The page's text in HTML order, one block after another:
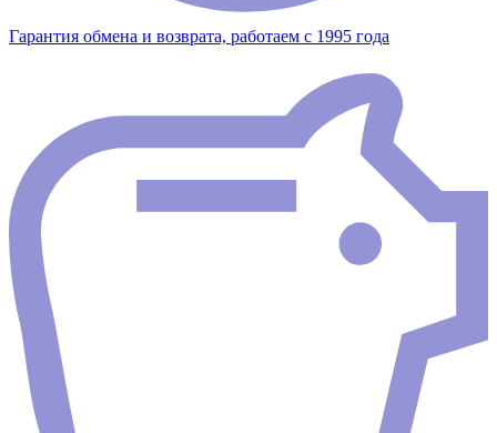
Гарантия обмена и возврата, работаем с 1995 года